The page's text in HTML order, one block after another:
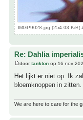
IMGP9028.jpg (254.03 KiB)
Re: Dahlia
doortankton op 16 nov
Het lijkt er niet op. Ik
bloemknoppen in zitten.
We are here to care for the